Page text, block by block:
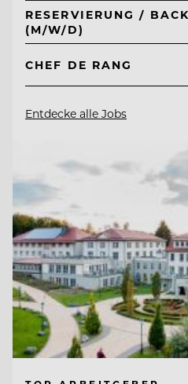
RESERVIERUNG /
(M/W/D)
CHEF DE RANG
Entdecke alle Jobs